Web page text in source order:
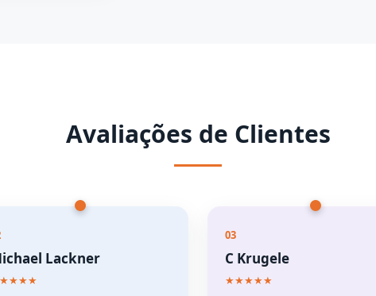
Avaliações de Clientes
Lackner
03
C Krugele
★★★★★